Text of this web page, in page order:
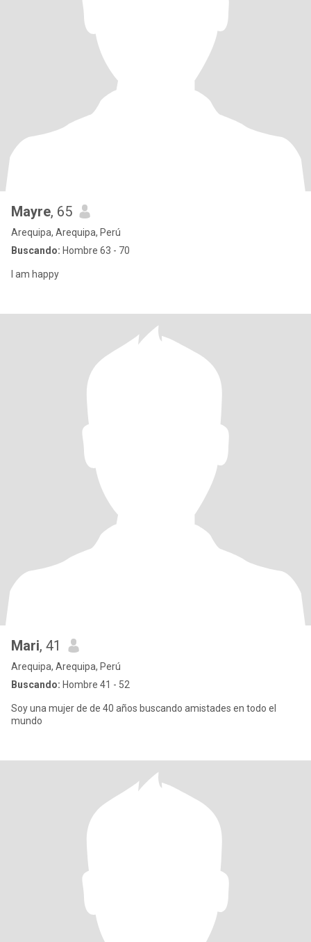
Mayre, 65
Arequipa, Arequipa, Perú
Buscando: Hombre 63 - 70
I am happy
Mari, 41
Arequipa, Arequipa, Perú
Buscando: Hombre 41 - 52
Soy una mujer de de 40 años buscando amistades en todo el
mundo